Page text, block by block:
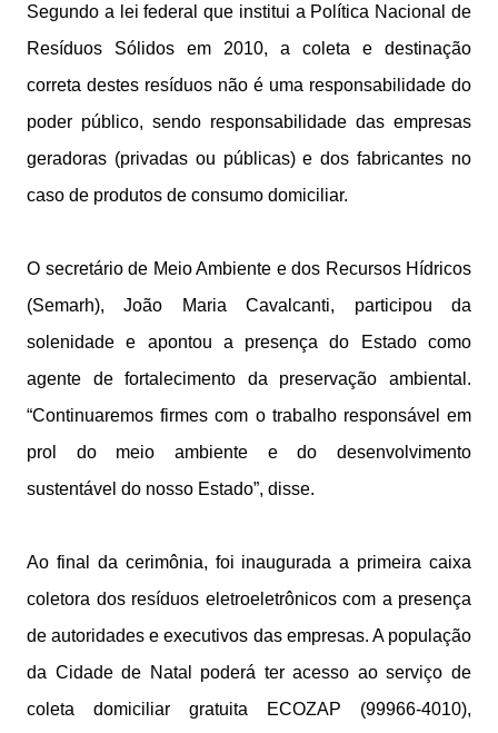
Segundo a lei federal que institui a Política Nacional de
Resíduos Sólidos em 2010, a coleta e destinação
correta destes resíduos não é uma responsabilidade do
poder público, sendo responsabilidade das empresas
geradoras (privadas ou públicas) e dos fabricantes no
caso de produtos de consumo domiciliar.
O secretário de Meio Ambiente e dos Recursos Hídricos
(Semarh), João Maria Cavalcanti, participou da
solenidade e apontou a presença do Estado como
agente de fortalecimento da preservação ambiental.
“Continuaremos firmes com o trabalho responsável em
prol do meio ambiente e do desenvolvimento
sustentável do nosso Estado”, disse.
Ao final da cerimônia, foi inaugurada a primeira caixa
coletora dos resíduos eletroeletrônicos com a presença
de autoridades e executivos das empresas. A população
da Cidade de Natal poderá ter acesso ao serviço de
coleta domiciliar gratuita ECOZAP (99966-4010),